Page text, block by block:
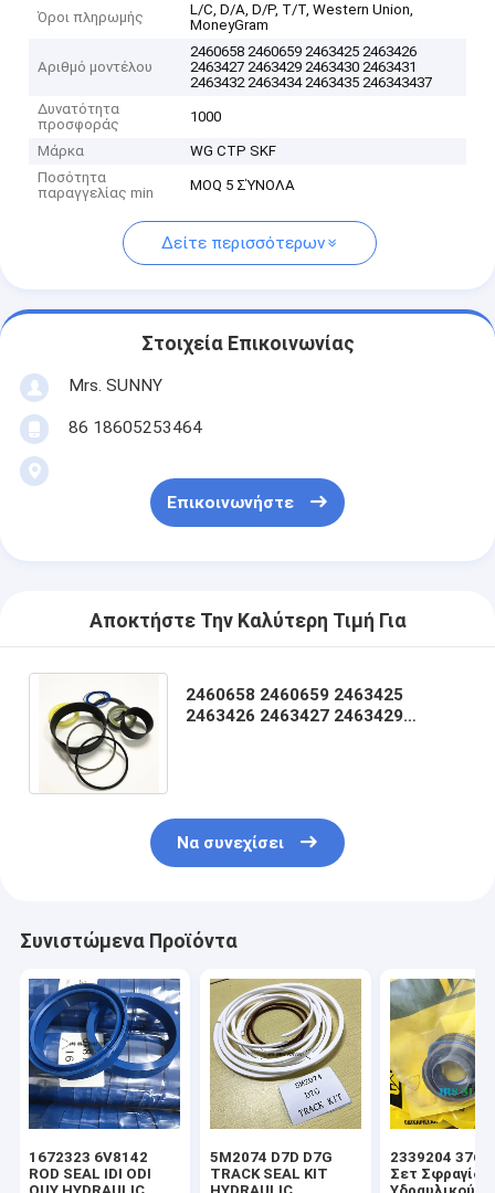
Όροι πληρωμής
L/C, D/A, D/P, T/T, Western Union,
MoneyGram
Αριθμό μοντέλου
2460658 2460659 2463425 2463426
2463427 2463429 2463430 2463431
2463432 2463434 2463435 246343437
Δυνατότητα
προσφοράς
1000
Μάρκα
WG CTP SKF
Ποσότητα
παραγγελίας min
MOQ 5 ΣΎΝΟΛΑ
Δείτε περισσότερων
Στοιχεία Επικοινωνίας
Mrs. SUNNY
86 18605253464
Επικοινωνήστε
Αποκτήστε Την Καλύτερη Τιμή Για
2460658 2460659 2463425
2463426 2463427 2463429
Να συνεχίσει
Συνιστώμενα Προϊόντα
1672323 6V8142
ROD SEAL IDI ODI
5M2074 D7D D7G
TRACK SEAL KIT
2339204
Σετ